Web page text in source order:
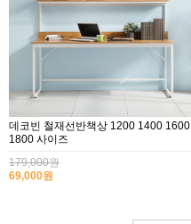
데코빈 철재선반책상 1200 1400 1600
1800 사이즈
179,000원
69,000원